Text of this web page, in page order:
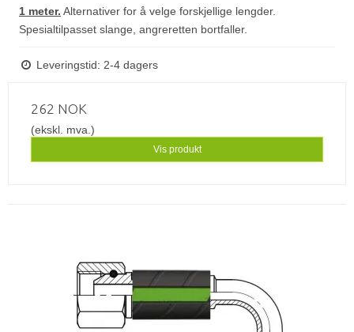
1 meter. Alternativer for å velge forskjellige lengder.
Spesialtilpasset slange, angreretten bortfaller.
Leveringstid: 2-4 dagers
262 NOK
(ekskl. mva.)
Vis produkt